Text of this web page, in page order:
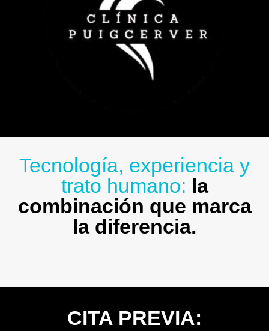
Tecnología, experiencia y
trato humano: la
combinación que marca
la diferencia.
CITA PREVIA: